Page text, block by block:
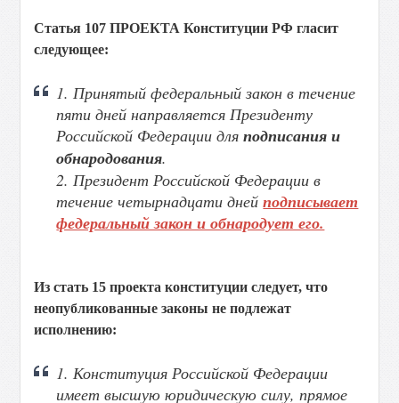
Статья 107 ПРОЕКТА Конституции РФ гласит
следующее:
1. Принятый федеральный закон в течение
пяти дней направляется Президенту
Российской Федерации дляподписания и
обнародования.
2. Президент Российской Федерации в
течение четырнадцати днейподписывает
федеральный закон и обнародует его.
Из стать 15 проекта конституции следует, что
неопубликованные законы не подлежат
исполнению:
1. Конституция Российской Федерации
имеет высшую юридическую силу, прямое